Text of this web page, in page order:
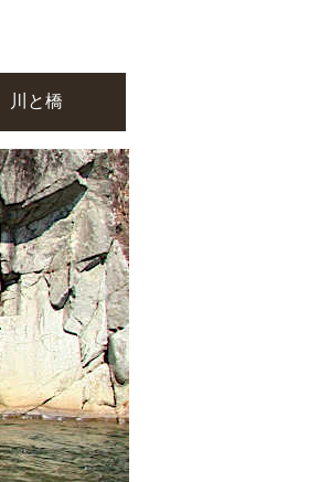
川と橋